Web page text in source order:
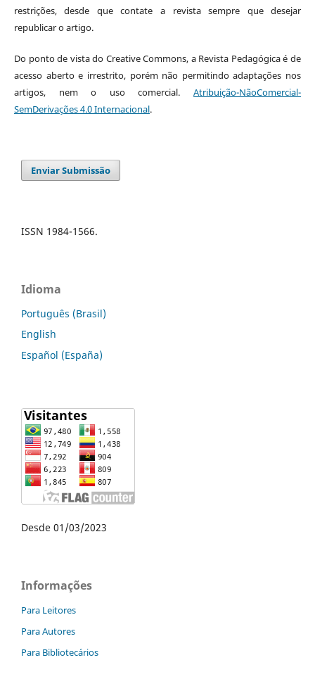
restrições, desde que contate a revista sempre que desejar
republicar o artigo.
Do ponto de vista do Creative Commons, a Revista Pedagógica é de
acesso aberto e irrestrito, porém não permitindo adaptações nos
artigos, nem o uso comercial.Atribuição-NãoComercial-
SemDerivações 4.0 Internacional.
Enviar Submissão
ISSN 1984-1566.
Idioma
Português (Brasil)
English
Español (España)
Desde 01/03/2023
Informações
Para Leitores
Para Autores
Para Bibliotecários